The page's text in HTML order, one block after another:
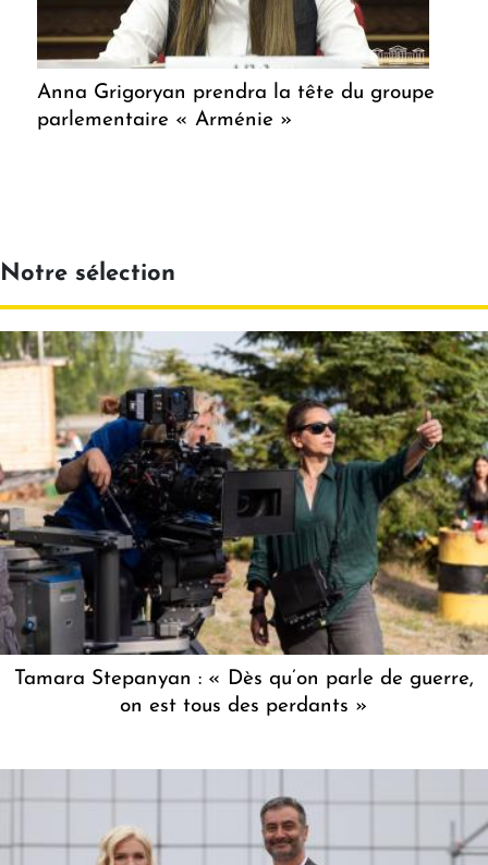
Anna Grigoryan prendra la tête du groupe
parlementaire « Arménie »
Notre sélection
Tamara Stepanyan : « Dès qu’on parle de guerre,
on est tous des perdants »